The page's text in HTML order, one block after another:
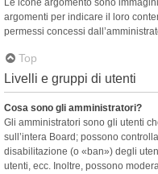
Le icone argomento sono
argomenti per indicare il loro
permessi concessi
Top
Livelli e gruppi di utenti
Cosa sono gli amministratori?
Gli amministratori sono gli utenti
sull’intera Board; possono
disabilitazione (o «ban») degli
utenti, ecc. Inoltre, possono